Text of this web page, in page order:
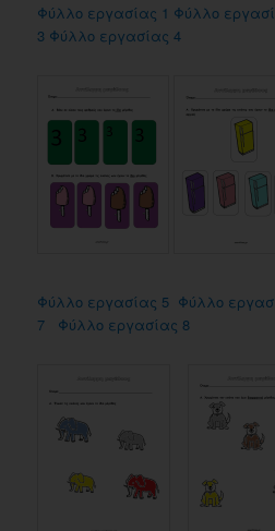
Φύλλο εργασίας 1 Φύλλο
3 Φύλλο εργασίας 4
Φύλλο εργασίας 5 Φύλλο
7
Φύλλο εργασίας 8